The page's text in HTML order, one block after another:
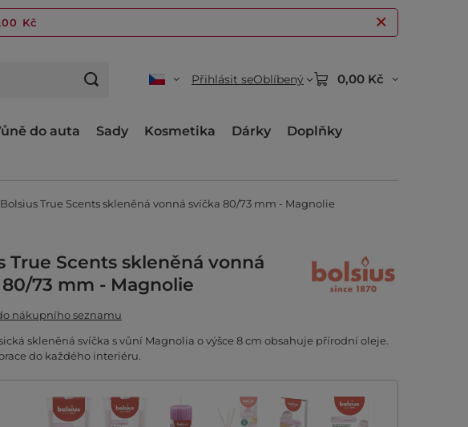
Kč
Přihlásit seOblíbený 0,00 Kč
do auta Sady Kosmetika Dárky
Doplňky
Bolsius True Scents skleněná vonná svíčka 80/73 mm - Magnolie
True Scents skleněná vonná
73 mm - Magnolie
nákupního seznamu
skleněná svíčka s vůní Magnolia o výšce 8 cm obsahuje přírodní oleje.
do každého interiéru.